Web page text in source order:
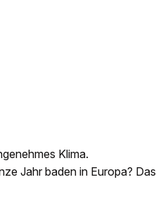
Klima.
Jahr baden in Europa? Das